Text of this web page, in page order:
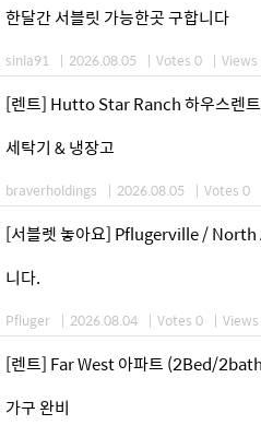
한달간 서블릿 가능한곳 구합니다
sinla91 | 2026.08.05 | Votes 0 | Views
[렌트] Hutto Star Ranch 하우스렌
세탁기 & 냉장고
braverholdings | 2026.08.05 | Votes 0
[서블렛 놓아요] Pflugerville / North
니다.
Pfluger | 2026.08.04 | Votes 0 |
[렌트] Far West 아파트 (2Bed/
가구 완비